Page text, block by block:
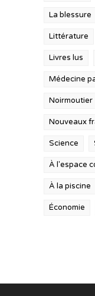
La blessure
Littérature
Livres lus
Médecine
Noirmoutier
Nouveaux
Science
À l'espace
À la piscine
Économie